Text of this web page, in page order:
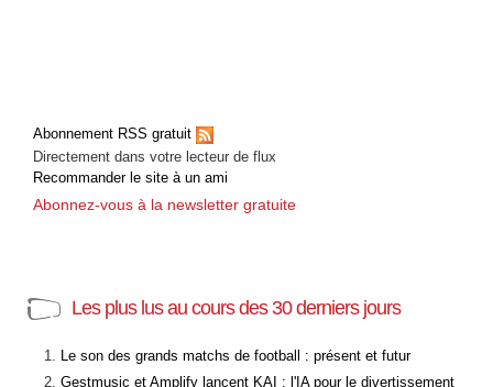
Abonnement RSS gratuit
Directement dans votre lecteur de flux
Recommander le site à un ami
Abonnez-vous à la newsletter gratuite
Les plus lus au cours des 30 derniers jours
Le son des grands matchs de football : présent et futur
Gestmusic et Amplify lancent KAI : l'IA pour le divertissement